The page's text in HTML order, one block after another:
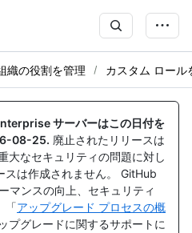
織の役割を管理 カスタム ロール
サーバーはこの日付を
08-25. 廃止されたリリースは
大なセキュリティの問題に対し
スは作成されません。 GitHub
マンスの向上、セキュリティ
「アップグレード プロセスの概
プグレードに関するサポートに